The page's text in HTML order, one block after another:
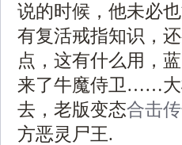
说的时候，他未必
有复活戒指知识，
点，这有什么用，
来了牛魔侍卫……大
去，老版变态合击
方恶灵尸王.